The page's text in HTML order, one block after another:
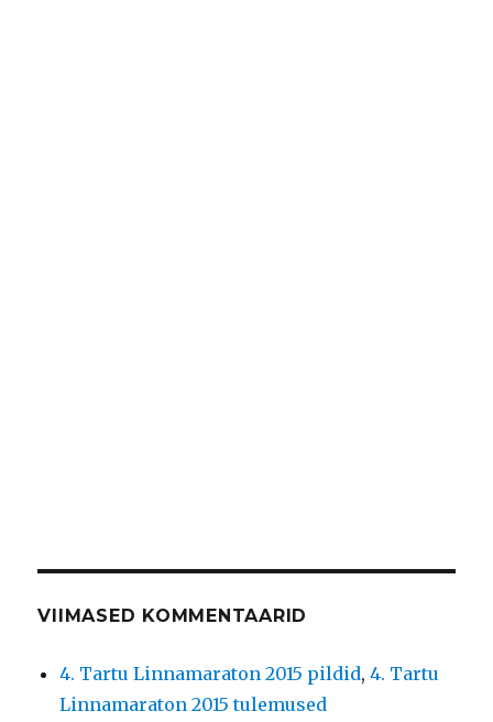
VIIMASED KOMMENTAARID
4. Tartu Linnamaraton 2015 pildid,4. Tartu
Linnamaraton 2015 tulemused